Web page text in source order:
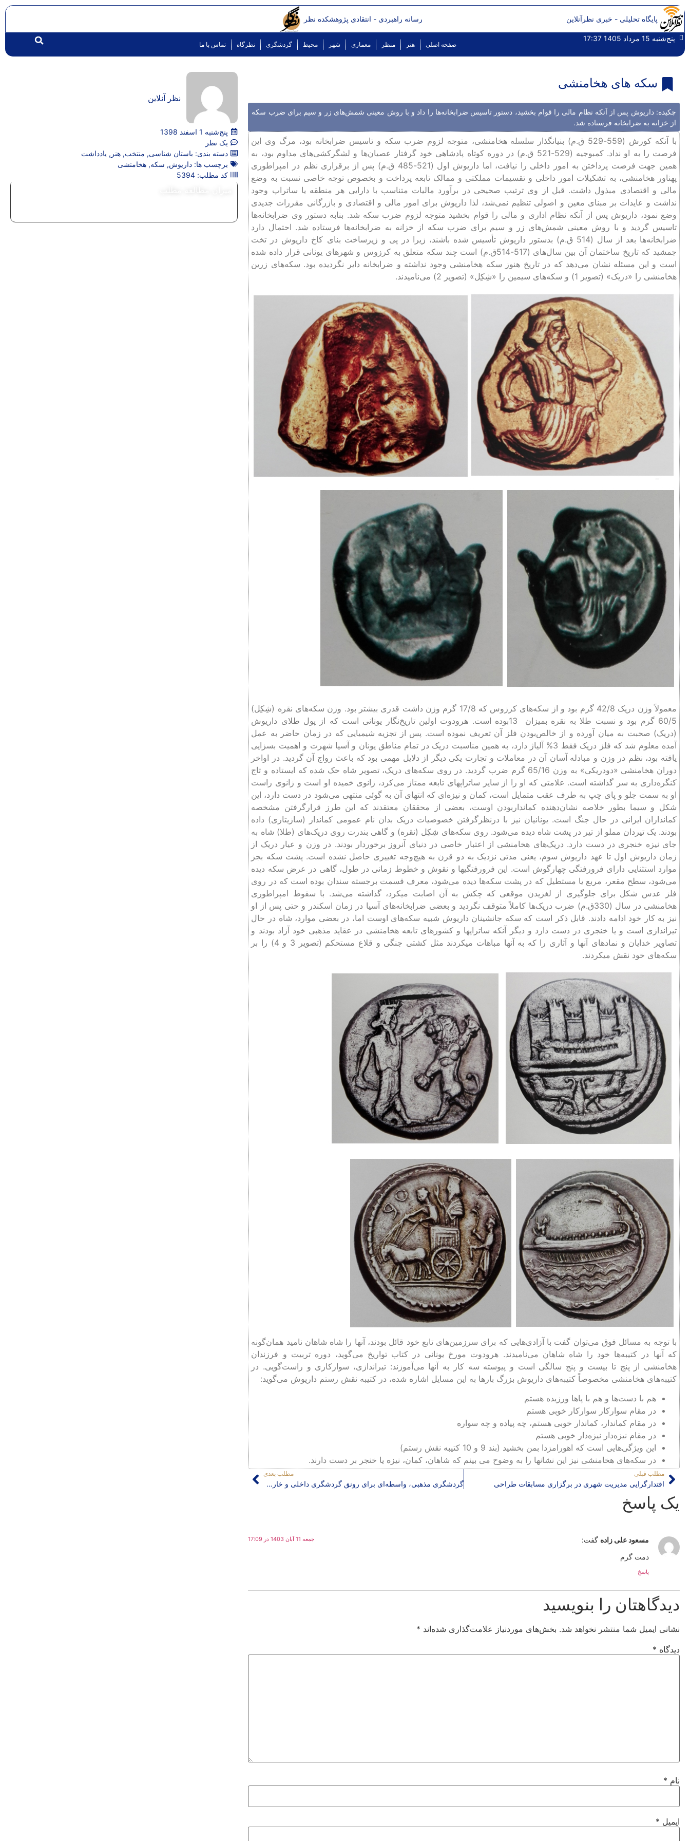
پایگاه تحلیلی - خبری نظرآنلاین رسانه راهبردی - انتقادی پژوهشکده نظر
پنج‌شنبه 15 مرداد 1405 17:37
صفحه اصلی هنر منظر معماری شهر محیط گردشگری نظرگاه تماس با ما
سکه های هخامنشی
چکیده: داریوش پس از آنکه نظام مالی را قوام بخشید، دستور تاسیس ضرابخانه‌ها را داد و با روش معینی شمش‌های زر و سیم برای ضرب سکه
از خزانه به ضرابخانه فرستاده شد.
با آنکه کورش (559-529 ق.م) بنیانگذار سلسله هخامنشی، متوجه لزوم ضرب سکه و تاسیس ضرابخانه بود، مرگ وی این
فرصت را به او نداد. کمبوجیه (529-521 ق.م) در دوره کوتاه پادشاهی خود گرفتار عصیان‌ها و لشگرکشی‌های مداوم بود، به
همین جهت فرصت پرداختن به امور داخلی را نیافت، اما داریوش اول (521-485 ق.م) پس از برقراری نظم در امپراطوری
پهناور هخامنشی، به تشکیلات امور داخلی و تقسیمات مملکتی و ممالک تابعه پرداخت و بخصوص توجه خاصی نسبت به وضع
مالی و اقتصادی مبذول داشت. قبل از وی ترتیب صحیحی در برآورد مالیات متناسب با دارایی هر منطقه یا ساتراپ وجود
نداشت و عایدات بر مبنای معین و اصولی تنظیم نمی‌شد، لذا داریوش برای امور مالی و اقتصادی و بازرگانی مقررات جدیدی
وضع نمود، داریوش پس از آنکه نظام اداری و مالی را قوام بخشید متوجه لزوم ضرب سکه شد. بنابه دستور وی ضرابخانه‌ها
تاسیس گردید و با روش معینی شمش‌های زر و سیم برای ضرب سکه از خزانه به ضرابخانه‌ها فرستاده شد. احتمال دارد
ضرابخانه‌ها بعد از سال (514 ق.م) بدستور داریوش تأسیس شده باشند، زیرا در پی و زیرساخت بنای کاخ داریوش در تخت
جمشید که تاریخ ساختمان آن بین سال‌های (517-514ق.م) است چند سکه متعلق به کرزوس و شهرهای یونانی قرار داده شده
است و این مسئله نشان می‌دهد که در تاریخ هنوز سکه هخامنشی وجود نداشته و ضرابخانه دایر نگردیده بود. سکه‌های زرین
هخامنشی را «دریک» (تصویر 1) و سکه‌های سیمین را «شِکِل» (تصویر 2) می‌نامیدند.
معمولاً وزن دریک 42/8 گرم بود و از سکه‌های کرزوس که 17/8 گرم وزن داشت قدری بیشتر بود. وزن سکه‌های نقره (شِکِل)
60/5 گرم بود و نسبت طلا به نقره بمیزان 13بوده است. هرودوت اولین تاریخ‌نگار یونانی است که از پول طلای داریوش
(دریک) صحبت به میان آورده و از خالص‌بودن فلز آن تعریف نموده است. پس از تجزیه شیمیایی که در زمان حاضر به عمل
آمده معلوم شد که فلز دریک فقط 3% آلیاژ دارد، به همین مناسبت دریک در تمام مناطق یونان و آسیا شهرت و اهمیت بسزایی
یافته بود، نظم در وزن و مبادله آسان آن در معاملات و تجارت یکی دیگر از دلایل مهمی بود که باعث رواج آن گردید. در اواخر
دوران هخامنشی «دودریکی» به وزن 65/16 گرم ضرب گردید. در روی سکه‌های دریک، تصویر شاه حک شده که ایستاده و تاج
کنگره‌داری به سر گذاشته است. علامتی که او را از سایر ساتراپهای تابعه ممتاز می‌کرد، زانوی خمیده او است و زانوی راست
او به سمت جلو و پای چپ به طرف عقب متمایل است، کمان و نیزه‌ای که انتهای آن به گوئی منتهی می‌شود در دست دارد، این
شکل و سیما بطور خلاصه نشان‌دهنده کمانداربودن اوست، بعضی از محققان معتقدند که این طرز قرارگرفتن مشخصه
کمانداران ایرانی در حال جنگ است. یونانیان نیز با درنظرگرفتن خصوصیات دریک بدان نام عمومی کماندار (سازیتاری) داده
بودند. یک تیردان مملو از تیر در پشت شاه دیده می‌شود. روی سکه‌های شِکِل (نقره) و گاهی بندرت روی دریک‌های (طلا) شاه به
جای نیزه خنجری در دست دارد. دریک‌های هخامنشی از اعتبار خاصی در دنیای آنروز برخوردار بودند. در وزن و عیار دریک از
زمان داریوش اول تا عهد داریوش سوم، یعنی مدتی نزدیک به دو قرن به هیچ‌وجه تغییری حاصل نشده است. پشت سکه بجز
موارد استثنایی دارای فرورفتگی چهارگوش است. این فرورفتگیها و نقوش و خطوط زمانی در طول، گاهی در عرض سکه دیده
می‌شود، سطح مقعر، مربع یا مستطیل که در پشت سکه‌ها دیده می‌شود، معرف قسمت برجسته سندان بوده است که در روی
فلز عدس شکل برای جلوگیری از لغزیدن موقعی که چکش به آن اصابت میکرد، گذاشته می‌شد. با سقوط امپراطوری
هخامنشی در سال (330ق.م) ضرب دریک‌ها کاملاً متوقف نگردید و بعضی ضرابخانه‌های آسیا در زمان اسکندر و حتی پس از او
نیز به کار خود ادامه دادند. قابل ذکر است که سکه جانشینان داریوش شبیه سکه‌های اوست اما، در بعضی موارد، شاه در حال
تیراندازی است و یا خنجری در دست دارد و دیگر آنکه ساتراپها و کشورهای تابعه هخامنشی در عقاید مذهبی خود آزاد بودند و
تصاویر خدایان و نمادهای آنها و آثاری را که به آنها مباهات میکردند مثل کشتی جنگی و قلاع مستحکم (تصویر 3 و 4) را بر
سکه‌های خود نقش ‌میکردند.
با توجه به مسائل فوق می‌توان گفت با آزادی‌هایی که برای سرزمین‌های تابع خود قائل بودند، آنها را شاه شاهان نامید همان‌گونه
که آنها در کتیبه‌ها خود را شاه شاهان می‌نامیدند. هرودوت مورخ یونانی در کتاب تواریخ می‌گوید، دوره تربیت و فرزندان
هخامنشی از پنج تا بیست و پنج سالگی است و پیوسته سه کار به آنها می‌آموزند: تیراندازی، سوارکاری و راست‌گویی. در
کتیبه‌های هخامنشی مخصوصاً کتیبه‌های داریوش بزرگ بارها به این مسایل اشاره شده، در کتیبه نقش رستم داریوش می‌گوید:
هم با دست‌ها و هم با پاها ورزیده هستم
در مقام سوارکار سوارکار خوبی هستم
در مقام کماندار، کماندار خوبی هستم، چه پیاده و چه سواره
در مقام نیزه‌دار نیزه‌دار خوبی هستم
این ویژگی‌هایی است که اهورامزدا بمن بخشید (بند 9 و 10 کتیبه نقش رستم)
در سکه‌های هخامنشی نیز این نشانها را به وضوح می بینم که شاهان، کمان، نیزه یا خنجر بر دست دارند.
مطلب قبلی
اقتدارگرایی مدیریت شهری در برگزاری مسابقات طراحی
مطلب بعدی
گردشگری مذهبی، واسطه‌ای برای رونق گردشگری داخلی و خارجی
یک پاسخ
مسعود علی زاده گفت: جمعه 11 آبان 1403 در 17:09
دمت گرم
پاسخ
دیدگاهتان را بنویسید
نشانی ایمیل شما منتشر نخواهد شد. بخش‌های موردنیاز علامت‌گذاری شده‌اند *
دیدگاه *
نام *
ایمیل *
نظر آنلاین
پنج‌شنبه 1 اسفند 1398
یک نظر
دسته بندی: باستان شناسی, منتخب, هنر , یادداشت
برچسب ها: داریوش, سکه, هخامنشی
کد مطلب: 5394